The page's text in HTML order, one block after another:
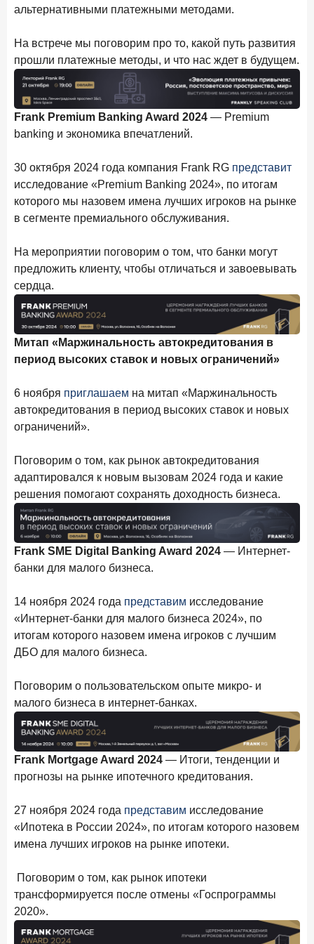
место
6 февраля 2026 года ИССЛЕДОВАНИЕ
По итогам января 2026 года объем выдач кредитов
составил 822,8 млрд руб.
2 февраля 2026 года ИССЛЕДОВАНИЕ
Premium Banking в 2025 году: портрет клиента, тренды
30 января 2026 года ИССЛЕДОВАНИЕ
Главные «болевые точки» бизнеса при открытии
расчетного счета в банках
Ипотека. Итоги декабря 2025 года
15 января 2026 года
По итогам декабря 2025 года объем выдач кредитов
составил 1 326,5 млрд руб.
Цифра дня
6,9%
+0,85 п.п.
29 декабря 2025 года
Четких целей в 2026-м и качественных «лошадей»!
25 декабря 2025 года ИССЛЕДОВАНИЕ
Ипотека. Итоги ноября 2025 года
24 декабря 2025 года
19 декабря 2025 года ИССЛЕДОВАНИЕ
В эпоху дуополии маркетплейсов селлеры ищут
новые финансовые решения
Ипотека 2025–2026: стресс‑тест высокими ставками и
прогнозы на восстановление
8 декабря 2025 года ИССЛЕДОВАНИЕ
По итогам ноября 2025 года объем выдач кредитов
составил 1 027 млрд руб.
Эмоции, эксклюзив и вовлечение: новая формула
банковской лояльности
3 декабря 2025 года
начинающими?
25 ноября 2025 года
Клиент стал партнером: как трансформируется рынок
инвестиций
альтернативными платежными методами.
На встрече мы поговорим про то, какой путь развития
прошли платежные методы, и что нас ждет в будущем.
Frank Premium Banking Award 2024 — Premium
banking и экономика впечатлений.
30 октября 2024 года компания Frank RG представит
исследование «Premium Banking 2024», по итогам
которого мы назовем имена лучших игроков на рынке
в сегменте премиального обслуживания.
На мероприятии поговорим о том, что банки могут
предложить клиенту, чтобы отличаться и завоевывать
сердца.
Митап «Маржинальность автокредитования в
период высоких ставок и новых ограничений»
6 ноября приглашаем на митап «Маржинальность
автокредитования в период высоких ставок и новых
ограничений».
Поговорим о том, как рынок автокредитования
адаптировался к новым вызовам 2024 года и какие
решения помогают сохранять доходность бизнеса.
Frank SME Digital Banking Award 2024 — Интернет-
банки для малого бизнеса.
14 ноября 2024 года представим исследование
«Интернет-банки для малого бизнеса 2024», по
итогам которого назовем имена игроков с лучшим
ДБО для малого бизнеса.
Поговорим о пользовательском опыте микро- и
малого бизнеса в интернет-банках.
Frank Mortgage Award 2024 — Итоги, тенденции и
прогнозы на рынке ипотечного кредитования.
27 ноября 2024 года представим исследование
«Ипотека в России 2024», по итогам которого назовем
имена лучших игроков на рынке ипотеки.
Поговорим о том, как рынок ипотеки
трансформируется после отмены «Госпрограммы
2020».